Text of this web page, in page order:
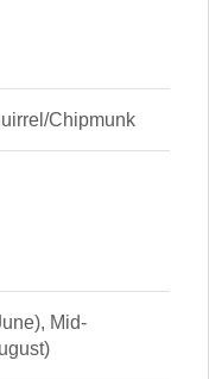
Chipmunk
Mid-